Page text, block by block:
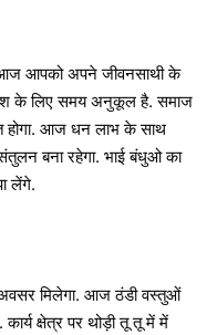
आज आपको अपने जीवनसाथी के
के लिए समय अनुकूल है. समाज
होगा. आज धन लाभ के साथ
संतुलन बना रहेगा. भाई बंधुओ का
लेंगे.
अवसर मिलेगा. आज ठंडी वस्तुओं
क्षेत्र पर थोड़ी तू तू में में